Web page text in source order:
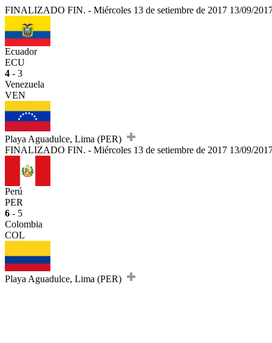
FINALIZADO FIN. - Miércoles 13 de setiembre de 2017 13/09/
Ecuador
ECU
4 - 3
Venezuela
VEN
Playa Aguadulce, Lima (PER)
FINALIZADO FIN. - Miércoles 13 de setiembre de 2017 13/09/
Perú
PER
6 - 5
Colombia
COL
Playa Aguadulce, Lima (PER)